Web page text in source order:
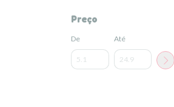
Preço
De Até